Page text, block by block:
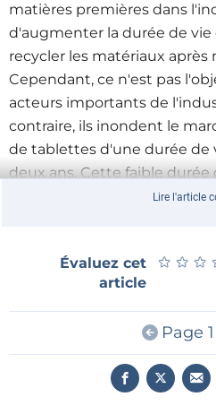
matières premières dans
d'augmenter la durée de vie
recycler les matériaux après
Cependant, ce n'est pas
acteurs importants de
contraire, ils inondent le
de tablettes d'une durée de
deux ans. Cette faible durée
difficulté croissante à réparer
appareils courants. Il en
de composants comme la
difficile, voire impossible
examinés. À cet égard,
bienvenue. La société fut la
commercialiser un
Lire l'article
Évaluez cet
article
★ ★ ★
★ ★ ★
Page 1